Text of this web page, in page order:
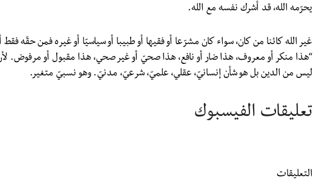
يحرّمه الله، قد أشرك نفسه مع الله.
غير الله كائنا من كان، سواء كان مشرّعا أو فقيها أو طبيبا أو سياسيّا أو غيره فمن حقّه
“هذا منكر أو معروف، هذا ضار أو نافع، هذا صحيّ أو غير صحي، هذا مقبول أو مرفوض.
ليس من الدين بل هو شأن إنسانيّ، عقلي، علميّ، شرعيّ، مدنيّ. وهو نسبيّ متغير.
تعليقات الفيسبوك
التعليقات